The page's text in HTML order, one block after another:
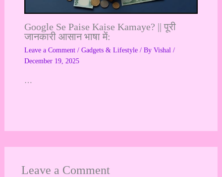
Google Se Paise Kaise Kamaye? || पूरी
जानकारी आसान भाषा में:
Leave a Comment / Gadgets & Lifestyle/ By Vishal /
December 19, 2025
…
Leave a Comment